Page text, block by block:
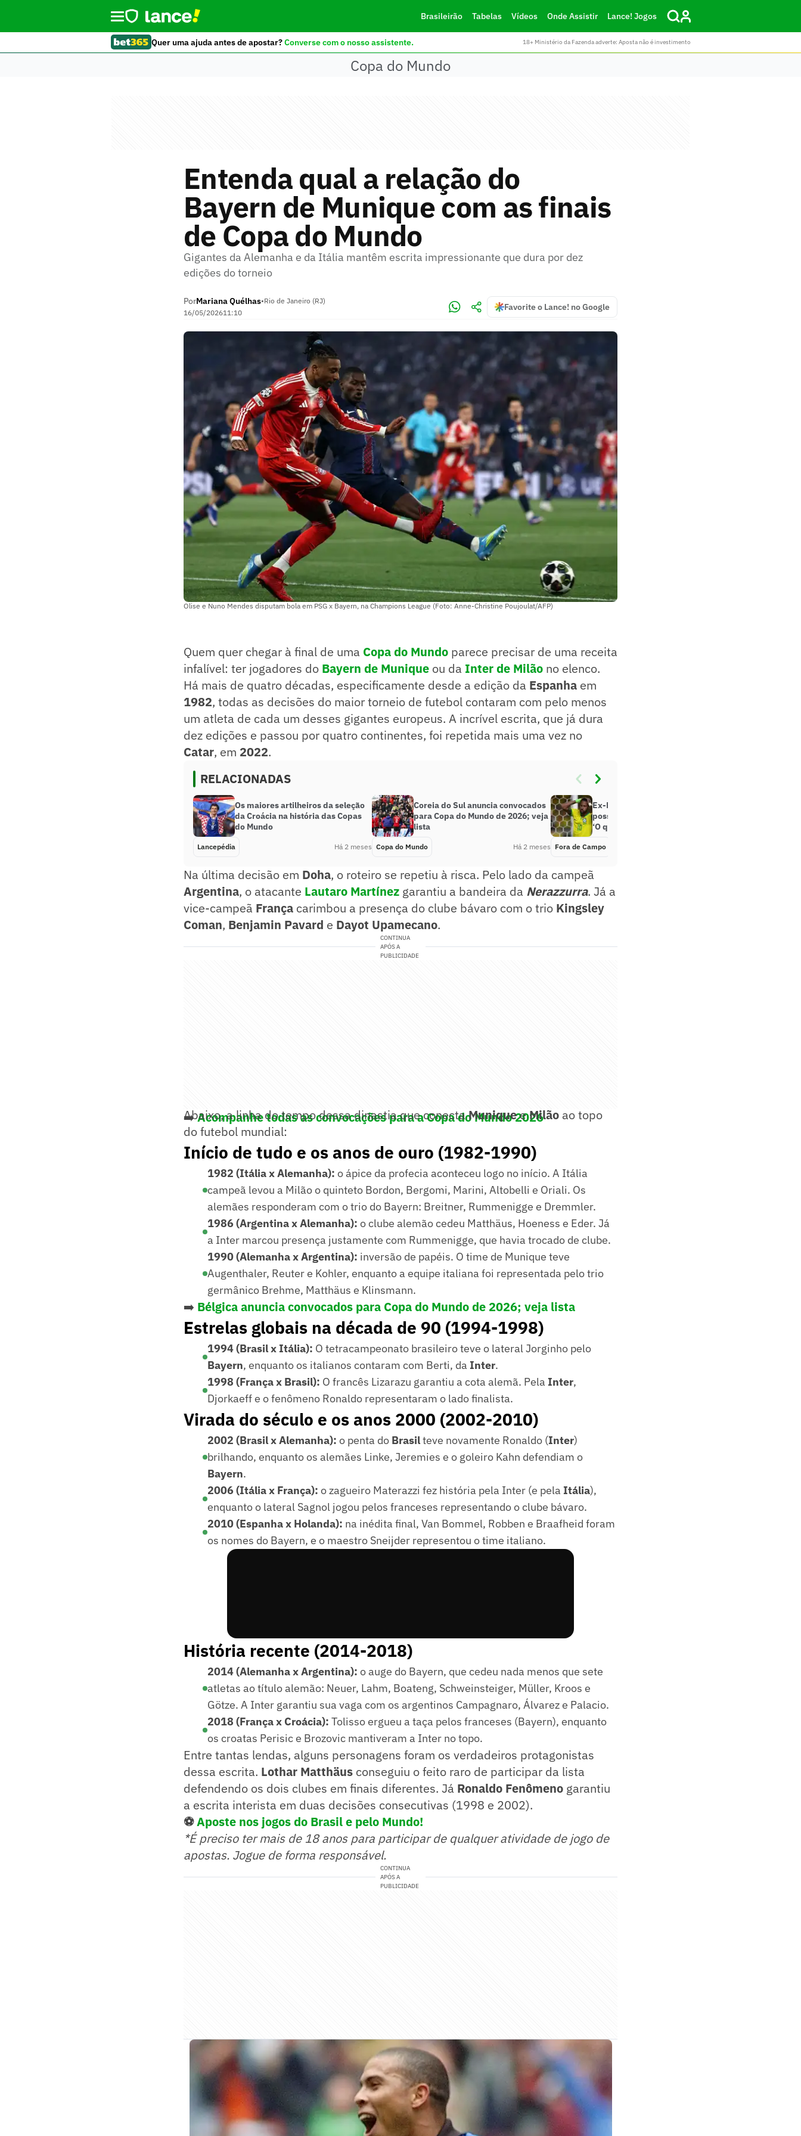
Brasileirão Tabelas Vídeos Onde Assistir Lance! Jogos
Quer uma ajuda antes de apostar?Converse com o nosso assistente. 18+ Ministério da Fazenda adverte: Aposta não é investimento
Copa do Mundo
Entenda qual a relação do
Bayern de Munique com as finais
de Copa do Mundo
Gigantes da Alemanha e da Itália mantêm escrita impressionante que dura por dez
edições do torneio
PorMariana Quélhas•Rio de Janeiro (RJ)
16/05/202611:10
Favorite o Lance! no Google
Olise e Nuno Mendes disputam bola em PSG x Bayern, na Champions League (Foto: Anne-Christine Poujoulat/AFP)
Quem quer chegar à final de uma Copa do Mundo parece precisar de uma receita
infalível: ter jogadores do Bayern de Munique ou da Inter de Milão no elenco.
Há mais de quatro décadas, especificamente desde a edição da Espanha em
1982, todas as decisões do maior torneio de futebol contaram com pelo menos
um atleta de cada um desses gigantes europeus. A incrível escrita, que já dura
dez edições e passou por quatro continentes, foi repetida mais uma vez no
Catar, em 2022.
RELACIONADAS
Os maiores artilheiros da seleção
da Croácia na história das Copas
do Mundo
Lancepédia Há 2 meses
Coreia do Sul anuncia convocados
para Copa do Mundo de 2026; veja
lista
Copa do Mundo Há 2 meses
Ex-Flamengo e Palmeiras opina
possível convocação de Neymar:
‘O que estava faltando’
Fora de Campo
Na última decisão em Doha, o roteiro se repetiu à risca. Pelo lado da campeã
Argentina, o atacante Lautaro Martínez garantiu a bandeira da Nerazzurra. Já a
vice-campeã França carimbou a presença do clube bávaro com o trio Kingsley
Coman, Benjamin Pavard e Dayot Upamecano.
CONTINUA
APÓS A
PUBLICIDADE
➡️Acompanhe todas as convocações para a Copa do Mundo 2026
Abaixo, a linha do tempo dessa dinastia que conectaMuniqueeMilão ao topo
do futebol mundial:
Início de tudo e os anos de ouro (1982-1990)
1982 (Itália x Alemanha): o ápice da profecia aconteceu logo no início. A Itália
campeã levou a Milão o quinteto Bordon, Bergomi, Marini, Altobelli e Oriali. Os
alemães responderam com o trio do Bayern: Breitner, Rummenigge e Dremmler.
1986 (Argentina x Alemanha): o clube alemão cedeu Matthäus, Hoeness e Eder. Já
a Inter marcou presença justamente com Rummenigge, que havia trocado de clube.
1990 (Alemanha x Argentina): inversão de papéis. O time de Munique teve
Augenthaler, Reuter e Kohler, enquanto a equipe italiana foi representada pelo trio
germânico Brehme, Matthäus e Klinsmann.
➡️ Bélgica anuncia convocados para Copa do Mundo de 2026; veja lista
Estrelas globais na década de 90 (1994-1998)
1994 (Brasil x Itália): O tetracampeonato brasileiro teve o lateral Jorginho pelo
Bayern, enquanto os italianos contaram com Berti, da Inter.
1998 (França x Brasil): O francês Lizarazu garantiu a cota alemã. Pela Inter,
Djorkaeff e o fenômeno Ronaldo representaram o lado finalista.
Virada do século e os anos 2000 (2002-2010)
2002 (Brasil x Alemanha): o penta do Brasilteve novamente Ronaldo (Inter)
brilhando, enquanto os alemães Linke, Jeremies e o goleiro Kahn defendiam o
Bayern.
2006 (Itália x França): o zagueiro Materazzi fez história pela Inter (e pela Itália),
enquanto o lateral Sagnol jogou pelos franceses representando o clube bávaro.
2010 (Espanha x Holanda): na inédita final, Van Bommel, Robben e Braafheid foram
os nomes do Bayern, e o maestro Sneijder representou o time italiano.
História recente (2014-2018)
2014 (Alemanha x Argentina): o auge do Bayern, que cedeu nada menos que sete
atletas ao título alemão: Neuer, Lahm, Boateng, Schweinsteiger, Müller, Kroos e
Götze. A Inter garantiu sua vaga com os argentinos Campagnaro, Álvarez e Palacio.
2018 (França x Croácia): Tolisso ergueu a taça pelos franceses (Bayern), enquanto
os croatas Perisic e Brozovic mantiveram a Inter no topo.
Entre tantas lendas, alguns personagens foram os verdadeiros protagonistas
dessa escrita. Lothar Matthäus conseguiu o feito raro de participar da lista
defendendo os dois clubes em finais diferentes. Já Ronaldo Fenômeno garantiu
a escrita interista em duas decisões consecutivas (1998 e 2002).
⚽Aposte nos jogos do Brasil e pelo Mundo!
*É preciso ter mais de 18 anos para participar de qualquer atividade de jogo de
apostas. Jogue de forma responsável.
CONTINUA
APÓS A
PUBLICIDADE